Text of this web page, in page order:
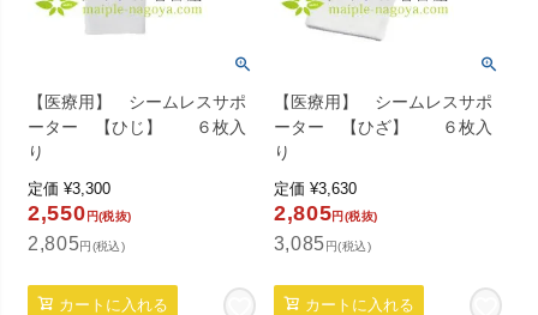
【医療用】 シームレスサポ
ーター 【ひじ】 ６枚入
り
定価 ¥3,300
2,550 円(税抜)
2,805円(税込)
カートに入れる
【医療用】 シームレスサポ
ーター 【ひざ】 ６枚入
り
定価 ¥3,630
2,805円(税抜)
3,085円(税込)
カートに入れる